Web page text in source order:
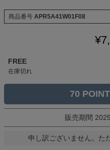
商品番号 APR5A41W01F08
¥
FREE
在庫切れ
70
販売期間
申し訳ございません。た